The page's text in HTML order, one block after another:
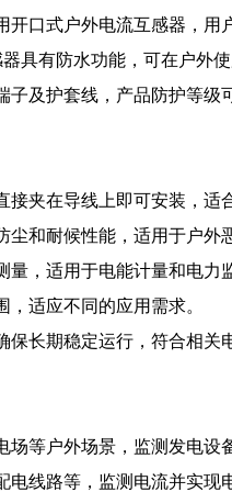
开口式户外电流互感器，
具有防水功能，可在户外
及护套线，产品防护等级可
接夹在导线上即可安装，适
尘和耐候性能，适用于户外
量，适用于电能计量和电力
，适应不同的应用需求。
保长期稳定运行，符合相关
场等户外场景，监测发电设
电线路等，监测电流并实现